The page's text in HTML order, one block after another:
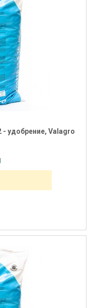
- удобрение, Valagro